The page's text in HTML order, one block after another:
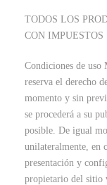
TODOS LOS
CON IMPUESTOS
Condiciones de uso
reserva el derecho
momento y sin
se procederá a su
posible. De igual
unilateralmente, en
presentación y
propietario del sitio